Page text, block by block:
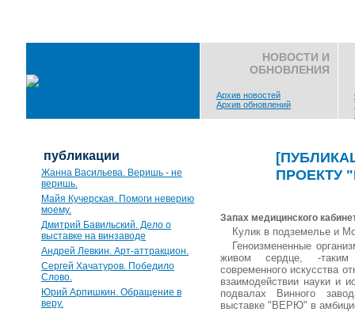
НОВОСТИ И
ОБНОВЛЕНИЯ
Архив новостей
Архив обновлений
публикации
Жанна Васильева. Веришь - не
веришь.
Майя Кучерская. Помоги неверию
моему.
Дмитрий Бавильский. Дело о
выставке на винзаводе
Андрей Левкин. Арт-аттракцион.
Сергей Хачатуров. Победило
Слово.
Юрий Арпишкин. Обращение в
веру.
ПРОЕКТУ
Запах медицинского
Кулик в подземелье и
Геноизмененные
живом сердце, -таким
современного искусства
взаимодействии науки и
подвалах Винного
выставке "ВЕРЮ" в